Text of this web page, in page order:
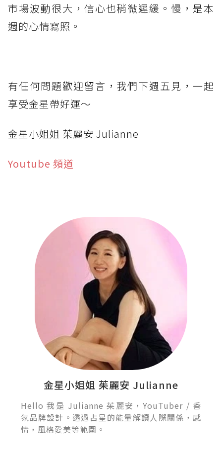
市場波動很大，信心也稍微遲緩。慢，是本
週的心情寫照。
有任何問題歡迎留言，我們下週五見，一起
享受金星帶好運～
金星小姐姐 茱麗安 Julianne
Youtube 頻道
金星小姐姐 茱麗安 Julianne
Hello 我是 Julianne 茱麗安，YouTuber / 香
氛品牌設計。透過占星的能量解讀人際關係，感
情，風格愛美等範圍。